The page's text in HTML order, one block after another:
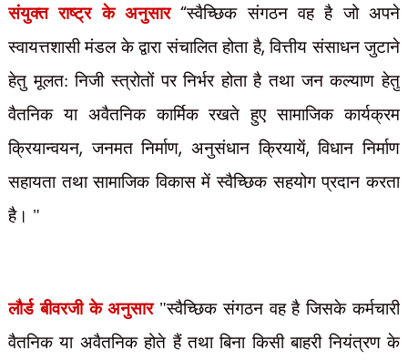
संयुक्त राष्ट्र के अनुसार“स्वैच्छिक संगठन वह है जो अपने
स्वायत्तशासी मंडल के द्वारा संचालित होता है,वित्तीय संसाधन जुटाने
हेतु मूलत: निजी स्त्रोतों पर निर्भर होता है तथा जन कल्याण हेतु
वैतनिक या अवैतनिक कार्मिक रखते हुए सामाजिक कार्यक्रम
क्रियान्वयन,जनमत निर्माण,अनुसंधान क्रियायें,विधान निर्माण
सहायता तथा सामाजिक विकास में स्वैच्छिक सहयोग प्रदान करता
है। "
लौर्ड बीवरजी के अनुसार"स्वैच्छिक संगठन वह है जिसके कर्मचारी
वैतनिक या अवैतनिक होते हैं तथा बिना किसी बाहरी नियंत्रण के